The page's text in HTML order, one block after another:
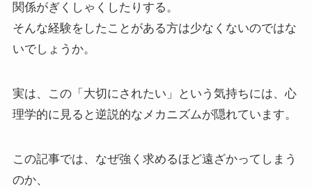
関係がぎくしゃくしたりする。
そんな経験をしたことがある方は少なくないのではな
いでしょうか。
実は、この「大切にされたい」という気持ちには、心
理学的に見ると逆説的なメカニズムが隠れています。
この記事では、なぜ強く求めるほど遠ざかってしまう
のか、